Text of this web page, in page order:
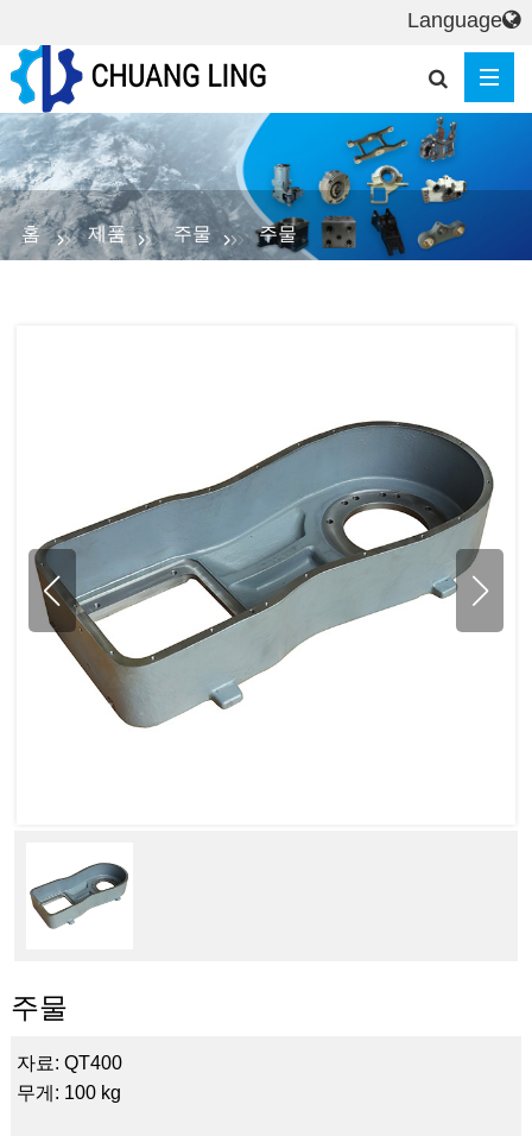
홈 제품 주물 주물
주물
자료: QT400
무게: 100 kg
Language